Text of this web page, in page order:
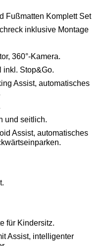
Fußmatten Komplett Set
inklusive Montage
360°-Kamera.
inkl. Stop&Go.
Assist, automatisches
und seitlich.
Assist, automatisches
für Kindersitz.
Assist, intelligenter